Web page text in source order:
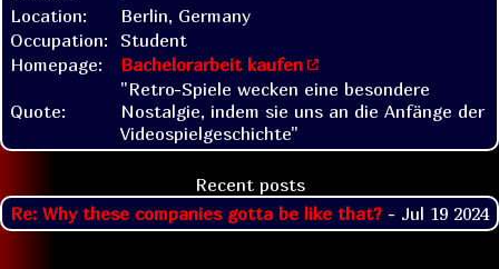
Location:
Berlin, Germany
Occupation:
Student
Homepage:
Bachelorarbeit kaufen
Quote:
"Retro-Spiele wecken eine besondere
Nostalgie, indem sie uns an die Anfänge der
Videospielgeschichte"
Recent posts
Re: Why these companies gotta be like that? - Jul 19 2024